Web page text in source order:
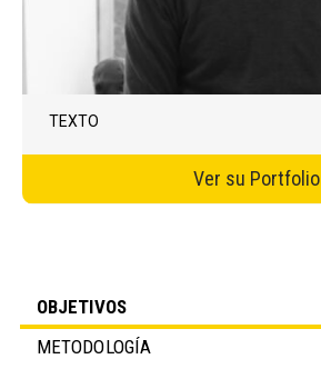
TEXTO
Ver su Portfolio
OBJETIVOS
METODOLOGÍA